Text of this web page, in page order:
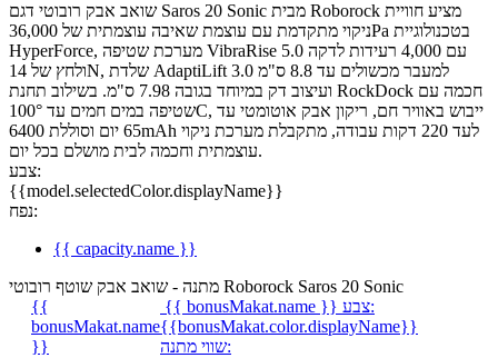
שואב אבק רובוטי דגם Saros 20 Sonic מבית Roborock מציע חוויית
ניקוי מתקדמת עם עוצמת שאיבה עוצמתית של 36,000Pa בטכנולוגיית
HyperForce, מערכת שטיפה VibraRise 5.0 עם 4,000 רעידות לדקה
ולחץ של 14N, שלדת AdaptiLift 3.0 למעבר מכשולים עד 8.8 ס"מ
ועיצוב דק במיוחד בגובה 7.98 ס"מ. בשילוב תחנת RockDock חכמה עם
שטיפה במים חמים עד 100°C, ייבוש באוויר חם, ריקון אבק אוטומטי עד
65 יום וסוללת 6400mAh לעד 220 דקות עבודה, מתקבלת מערכת ניקוי
עוצמתית וחכמה לבית מושלם בכל יום.
צבע:
{{model.selectedColor.displayName}}
נפח:
{{ capacity.name }}
מתנה - שואב אבק שוטף רובוטי Roborock Saros 20 Sonic
{{
bonusMakat.name
}}
{{ bonusMakat.name }}
צבע:
{{bonusMakat.color.displayName}}
שווי מתנה: